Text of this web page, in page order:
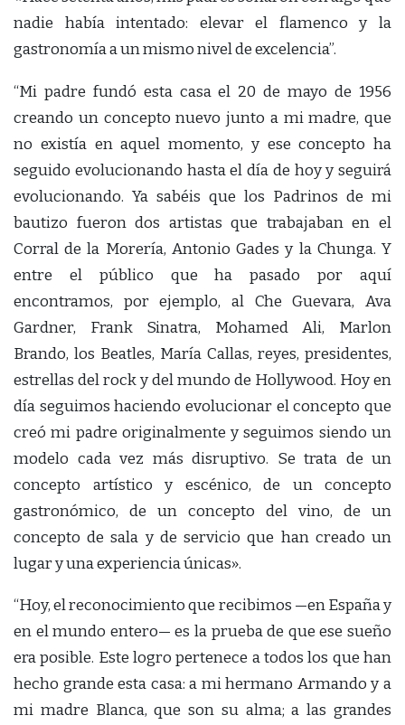
nadie había intentado: elevar el flamenco y la
gastronomía a un mismo nivel de excelencia”.
“Mi padre fundó esta casa el 20 de mayo de 1956
creando un concepto nuevo junto a mi madre, que
no existía en aquel momento, y ese concepto ha
seguido evolucionando hasta el día de hoy y seguirá
evolucionando. Ya sabéis que los Padrinos de mi
bautizo fueron dos artistas que trabajaban en el
Corral de la Morería, Antonio Gades y la Chunga. Y
entre el público que ha pasado por aquí
encontramos, por ejemplo, al Che Guevara, Ava
Gardner, Frank Sinatra, Mohamed Ali, Marlon
Brando, los Beatles, María Callas, reyes, presidentes,
estrellas del rock y del mundo de Hollywood. Hoy en
día seguimos haciendo evolucionar el concepto que
creó mi padre originalmente y seguimos siendo un
modelo cada vez más disruptivo. Se trata de un
concepto artístico y escénico, de un concepto
gastronómico, de un concepto del vino, de un
concepto de sala y de servicio que han creado un
lugar y una experiencia únicas».
“Hoy, el reconocimiento que recibimos —en España y
en el mundo entero— es la prueba de que ese sueño
era posible. Este logro pertenece a todos los que han
hecho grande esta casa: a mi hermano Armando y a
mi madre Blanca, que son su alma; a las grandes